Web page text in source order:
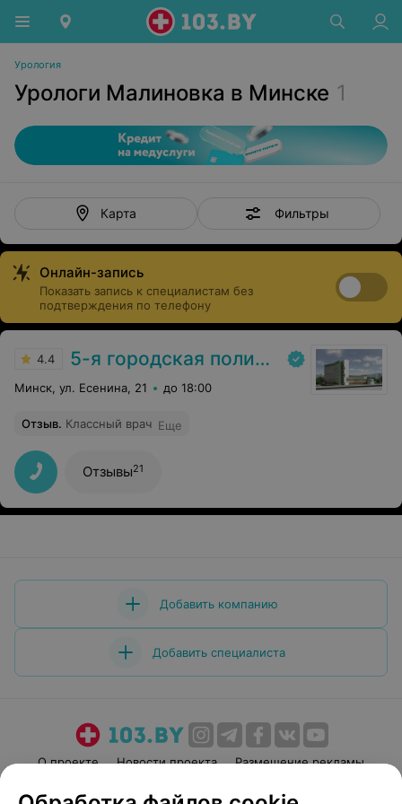
Урология
Урологи Малиновка в Минске 1
Карта Фильтры
Онлайн-запись
Показать запись к специалистам без
подтверждения по телефону
4.4 5-я городская поликлиника
Минск, ул. Есенина, 21 до 18:00
Отзыв. Классный врач Еще
Отзывы21
Добавить компанию
Добавить специалиста
О проекте Новости проекта
Размещение рекламы